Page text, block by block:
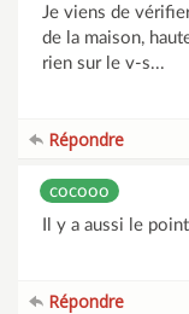
Je viens de
de la maison,
rien sur le v-s...
Répondre
cocooo
Il y a aussi le
Répondre